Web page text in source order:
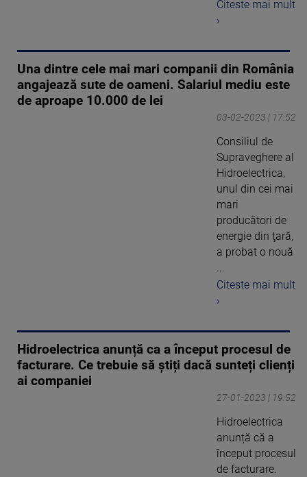
Citeste mai mult
›
Una dintre cele mai mari companii din România
angajează sute de oameni. Salariul mediu este
de aproape 10.000 de lei
03-02-2023 | 17:52
Consiliul de
Supraveghere al
Hidroelectrica,
unul din cei mai
mari
producători de
energie din ţară,
a probat o nouă
...
Citeste mai mult
›
Hidroelectrica anunță ca a început procesul de
facturare. Ce trebuie să știți dacă sunteți clienți
ai companiei
27-01-2023 | 19:52
Hidroelectrica
anunță că a
început procesul
de facturare.